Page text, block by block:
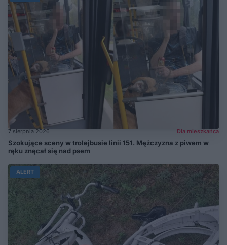
7 sierpnia 2026 Dla mieszkańca
Szokujące sceny w trolejbusie linii 151. Mężczyzna z piwem w
ręku znęcał się nad psem
ALERT